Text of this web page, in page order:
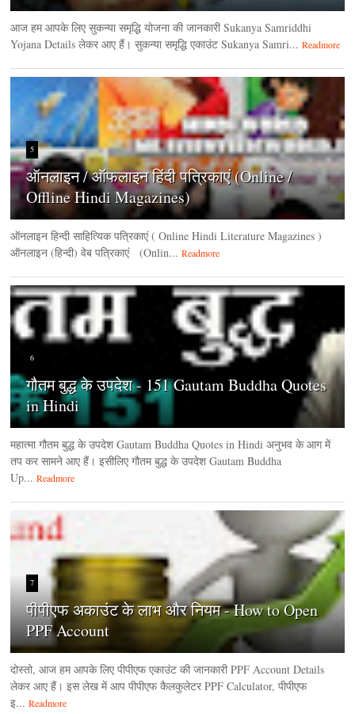
आज हम आपके लिए सुकन्या समृद्धि योजना की जानकारी Sukanya Samriddhi
Yojana Details लेकर आए हैं। सुकन्या समृद्धि एकाउंट Sukanya Samri... Readmore
5
ऑनलाइन / ऑफलाइन हिंदी पत्रिकाएं (Online /
Offline Hindi Magazines)
ऑनलाइन हिन्‍दी साहित्यिक पत्रिकाएं ( Online Hindi Literature Magazines )
ऑनलाइन (हिन्‍दी) वेब पत्रिकाएं (Onlin... Readmore
6
गौतम बुद्ध के उपदेश - 151 Gautam Buddha Quotes
in Hindi
महात्मा गौतम बुद्ध के उपदेश Gautam Buddha Quotes in Hindi अनुभव के आग में
तप कर सामने आए हैं। इसीलिए गौतम बुद्ध के उपदेश Gautam Buddha
Up... Readmore
7
पीपीएफ अकाउंट के लाभ और नियम - How to Open
PPF Account
दोस्तो, आज हम आपके लिए पीपीएफ एकाउंट की जानकारी PPF Account Details
लेकर आए हैं। इस लेख में आप पीपीएफ कैलकुलेटर PPF Calculator, पीपीएफ
इ... Readmore